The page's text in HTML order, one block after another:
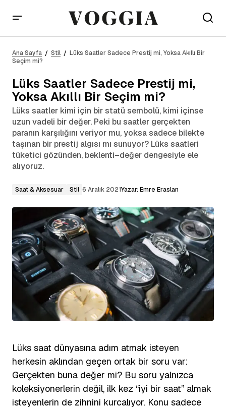
Seçim mi?
Ana Sayfa Stil
Lüks Saatler Sadece Prestij mi, Yoksa Akıllı Bir
Seçim mi?
Lüks Saatler Sadece Prestij mi,
Yoksa Akıllı Bir Seçim mi?
Lüks saatler kimi için bir statü sembolü, kimi içinse
uzun vadeli bir değer. Peki bu saatler gerçekten
paranın karşılığını veriyor mu, yoksa sadece bilekte
taşınan bir prestij algısı mı sunuyor? Lüks saatleri
tüketici gözünden, beklenti–değer dengesiyle ele
alıyoruz.
Saat & Aksesuar Stil 6 Aralık 2021Yazar: Emre Eraslan
Lüks saat dünyasına adım atmak isteyen
herkesin aklından geçen ortak bir soru var:
Gerçekten buna değer mi? Bu soru yalnızca
koleksiyonerlerin değil, ilk kez “iyi bir saat” almak
isteyenlerin de zihnini kurcalıyor. Konu sadece